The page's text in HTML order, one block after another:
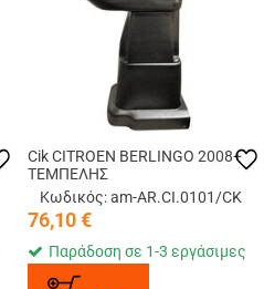
Cik CITROEN BERLINGO 2008+
ΤΕΜΠΕΛΗΣ
Κωδικός: am-AR.CI.0101/CK
76,10€
Παράδοση σε 1-3 εργάσιμες